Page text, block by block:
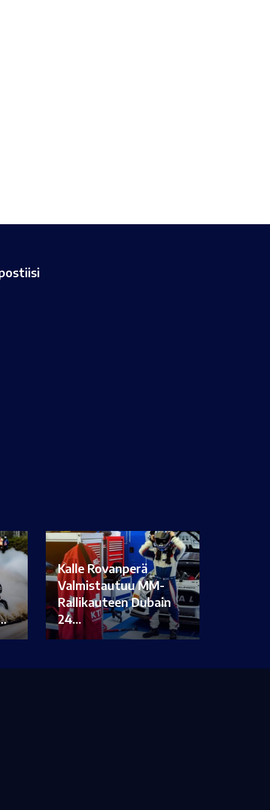
Kalle Rovanperä
Valmistautuu MM-
Rallikauteen Dubain
24…